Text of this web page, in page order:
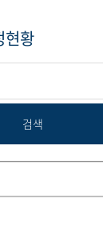
현황
검색